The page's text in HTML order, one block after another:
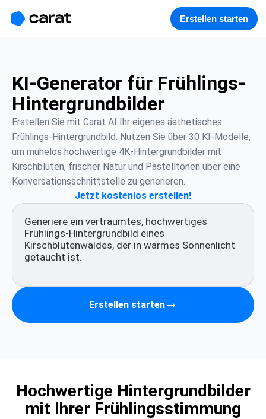
Erstellen starten
KI-Generator für Frühlings-
Hintergrundbilder
Erstellen Sie mit Carat AI Ihr eigenes ästhetisches
Frühlings-Hintergrundbild. Nutzen Sie über 30 KI-Modelle,
um mühelos hochwertige 4K-Hintergrundbilder mit
Kirschblüten, frischer Natur und Pastelltönen über eine
Konversationsschnittstelle zu generieren.
Jetzt kostenlos erstellen!
Erstellen starten →
Hochwertige Hintergrundbilder
mit Ihrer Frühlingsstimmung